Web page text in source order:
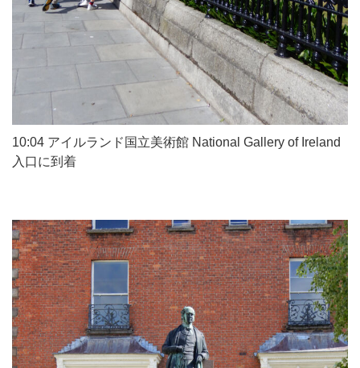
10:04 アイルランド国立美術館 National Gallery of Ireland
入口に到着